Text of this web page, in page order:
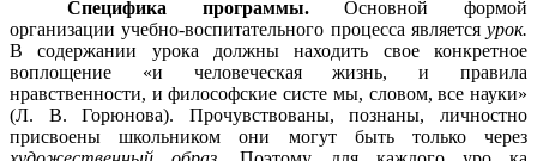
Специфика программы.Основной формой
организации учебно-воспитательного процесса является урок.
В содержании урока должны находить свое конкретное
воплощение «и человеческая жизнь, и правила
нравственности, и философские систе мы, словом, все науки»
(Л. В. Горюнова). Прочувствованы, познаны, личностно
присвоены школьником они могут быть только через